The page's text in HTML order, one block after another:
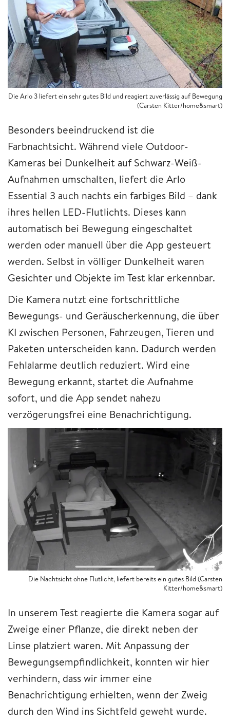
Die Arlo 3 liefert ein sehr gutes Bild und reagiert zuverlässig auf Bewegung
(Carsten Kitter/home&smart)
Besonders beeindruckend ist die
Farbnachtsicht. Während viele Outdoor-
Kameras bei Dunkelheit auf Schwarz-Weiß-
Aufnahmen umschalten, liefert die Arlo
Essential 3 auch nachts ein farbiges Bild – dank
ihres hellen LED-Flutlichts. Dieses kann
automatisch bei Bewegung eingeschaltet
werden oder manuell über die App gesteuert
werden. Selbst in völliger Dunkelheit waren
Gesichter und Objekte im Test klar erkennbar.
Die Kamera nutzt eine fortschrittliche
Bewegungs- und Geräuscherkennung, die über
KI zwischen Personen, Fahrzeugen, Tieren und
Paketen unterscheiden kann. Dadurch werden
Fehlalarme deutlich reduziert. Wird eine
Bewegung erkannt, startet die Aufnahme
sofort, und die App sendet nahezu
verzögerungsfrei eine Benachrichtigung.
Die Nachtsicht ohne Flutlicht, liefert bereits ein gutes Bild (Carsten
Kitter/home&smart)
In unserem Test reagierte die Kamera sogar auf
Zweige einer Pflanze, die direkt neben der
Linse platziert waren. Mit Anpassung der
Bewegungsempfindlichkeit, konnten wir hier
verhindern, dass wir immer eine
Benachrichtigung erhielten, wenn der Zweig
durch den Wind ins Sichtfeld geweht wurde.